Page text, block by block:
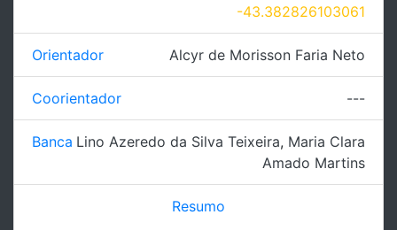
-43.382826103061
Orientador Alcyr de Morisson Faria Neto
Coorientador ---
Banca Lino Azeredo da Silva Teixeira, Maria Clara
Amado Martins
Resumo